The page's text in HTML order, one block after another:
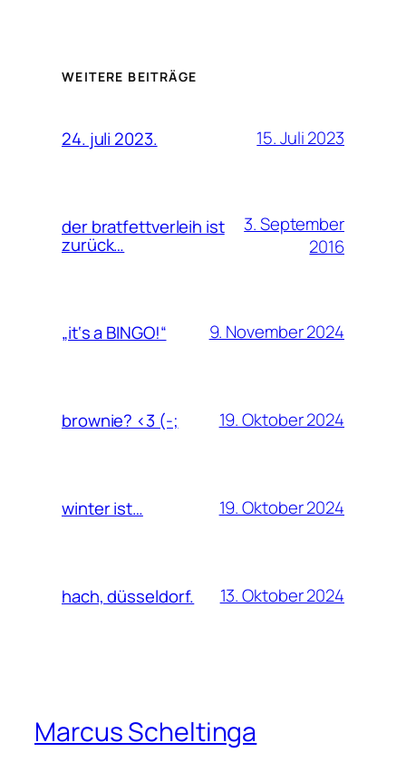
WEITERE BEITRÄGE
24. juli 2023. 15. Juli 2023
der bratfettverleih ist
zurück…
3. September
2016
„it‘s a BINGO!“ 9. November 2024
brownie? <3 (-; 19. Oktober 2024
winter ist… 19. Oktober 2024
hach, düsseldorf. 13. Oktober 2024
Marcus Scheltinga